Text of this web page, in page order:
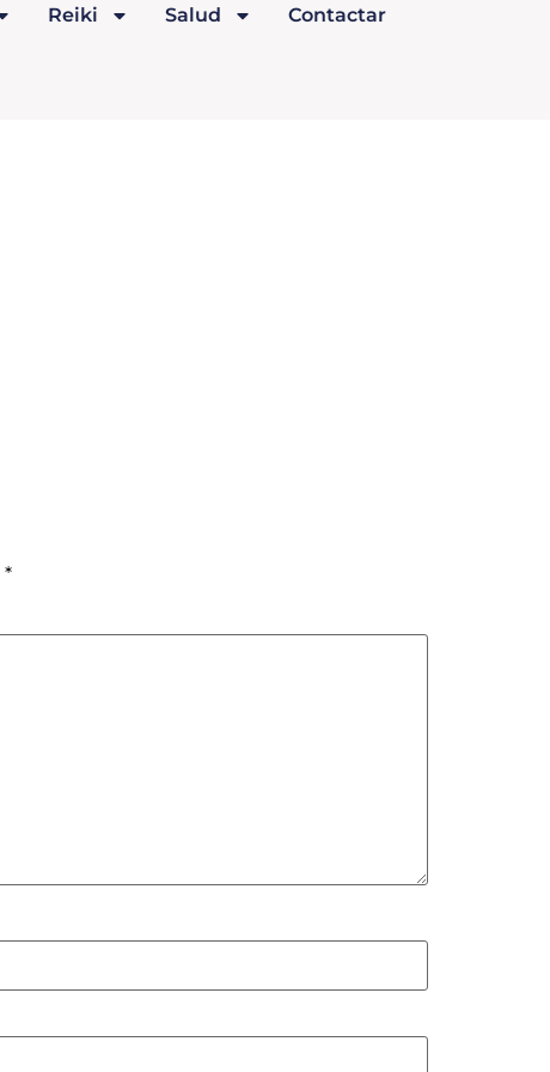
Reiki Salud Contactar
*